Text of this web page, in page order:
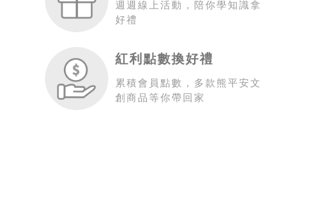
週週線上活動，陪你學知識拿
好禮
紅利點數換好禮
累積會員點數，多款熊平安文
創商品等你帶回家